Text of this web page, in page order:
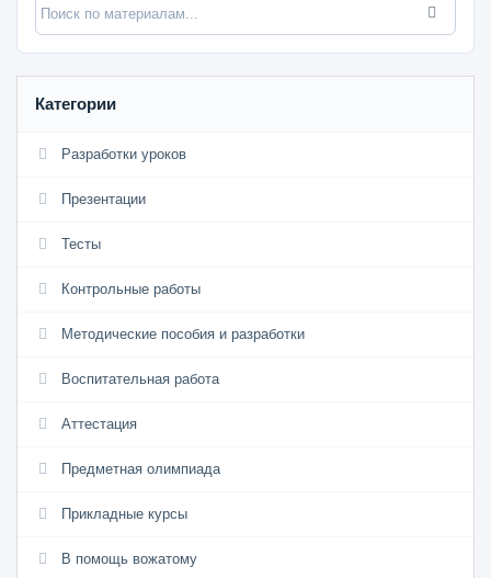
Категории
Разработки уроков
Презентации
Тесты
Контрольные работы
Методические пособия и разработки
Воспитательная работа
Аттестация
Предметная олимпиада
Прикладные курсы
В помощь вожатому